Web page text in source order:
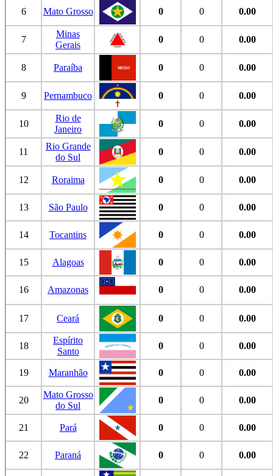
6 Mato Grosso 0 0 0.00
7
Minas
Gerais
0 0 0.00
8 Paraíba 0 0 0.00
9 Pernambuco 0 0 0.00
10
Rio de
Janeiro
0 0 0.00
11
Rio Grande
do Sul
0 0 0.00
12 Roraima 0 0 0.00
13 São Paulo 0 0 0.00
14 Tocantins 0 0 0.00
15 Alagoas 0 0 0.00
16 Amazonas 0 0 0.00
17 Ceará 0 0 0.00
18
Espírito
Santo
0 0 0.00
19 Maranhão 0 0 0.00
20
Mato Grosso
do Sul
0 0 0.00
21 Pará 0 0 0.00
22 Paraná 0 0 0.00